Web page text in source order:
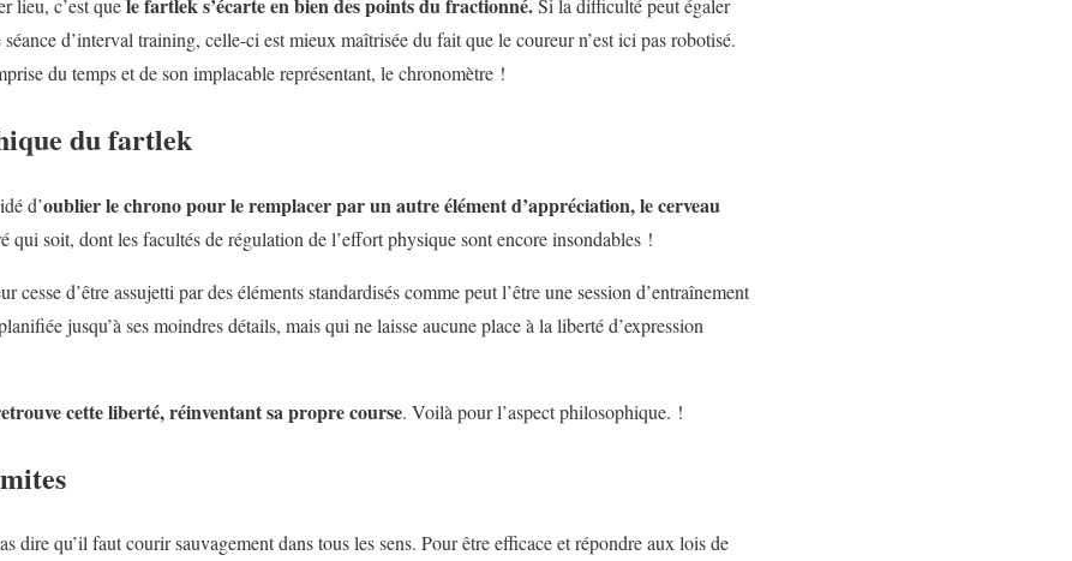
lieu, c’est que
Si la difficulté peut égaler
séance d’interval training, celle-ci est mieux maîtrisée du fait que le coureur n’est ici pas robotisé.
du temps et de son implacable représentant, le chronomètre !
du fartlek
d’oublier le chrono pour le remplacer par un autre élément d’appréciation, le cerveau
qui soit, dont les facultés de régulation de l’effort physique sont encore insondables !
cesse d’être assujetti par des éléments standardisés comme peut l’être une session d’entraînement
jusqu’à ses moindres détails, mais qui ne laisse aucune place à la liberté d’expression
cette liberté, réinventant sa propre course. Voilà pour l’aspect philosophique. !
dire qu’il faut courir sauvagement dans tous les sens. Pour être efficace et répondre aux lois de